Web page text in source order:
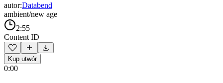
autor:Databend
ambient/new age
2:55
Content ID
Kup utwór
0:00